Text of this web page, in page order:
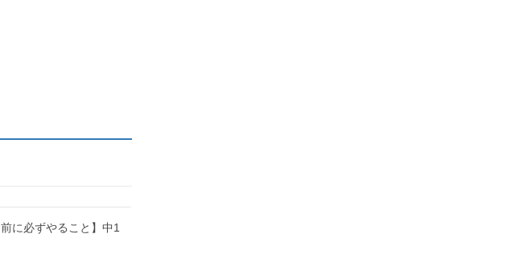
に必ずやること】中1